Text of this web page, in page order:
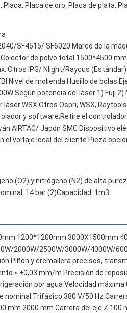
Placa de oro, Placa de plata,
SF4515/ SF6020 Marco de la
de polvo total 1500*4500
Otros IPG/ Nlight/Raycus
Nivel de molienda Husillo de bolas
Según potencia del láser 1) Fuji
láser WSX Otros Ospri, WSX,
y software;Retire el
AIRTAC/ Japón SMC Dispositivo
voltaje local del cliente Pieza
(O2) y nitrógeno (N2) de alta
14 bar (2)Capacidad: 1m3
1200*1200mm 3000X1500mm
2000W/2500W/3000W/4000W/
Piñón y cremallera precisos,
≤ ±0,03 mm/m Precisión de
por agua Velocidad máxima
Trifásico 380 V/50 Hz
mm 2000 mm Carrera del eje Z 100